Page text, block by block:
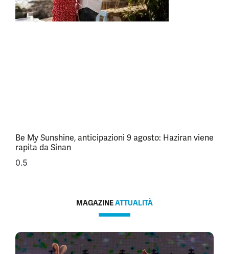
Be My Sunshine, anticipazioni 9 agosto: Haziran viene
rapita da Sinan
MAGAZINEATTUALITÀ